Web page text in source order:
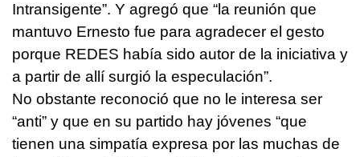
Intransigente”. Y agregó que “la reunión que
mantuvo Ernesto fue para agradecer el gesto
porque REDES había sido autor de la iniciativa y
a partir de allí surgió la especulación”.
No obstante reconoció que no le interesa ser
“anti” y que en su partido hay jóvenes “que
tienen una simpatía expresa por las muchas de